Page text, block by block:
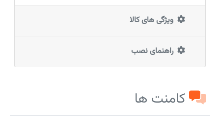
ویژگی های کالا
راهنمای نصب
کامنت ها